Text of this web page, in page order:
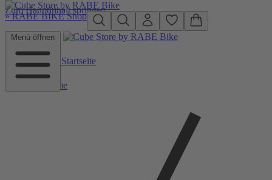
Zum Hauptinhalt springen
»RABE BIKE Shop
Menü öffnen
Zurück zu Startseite
Home